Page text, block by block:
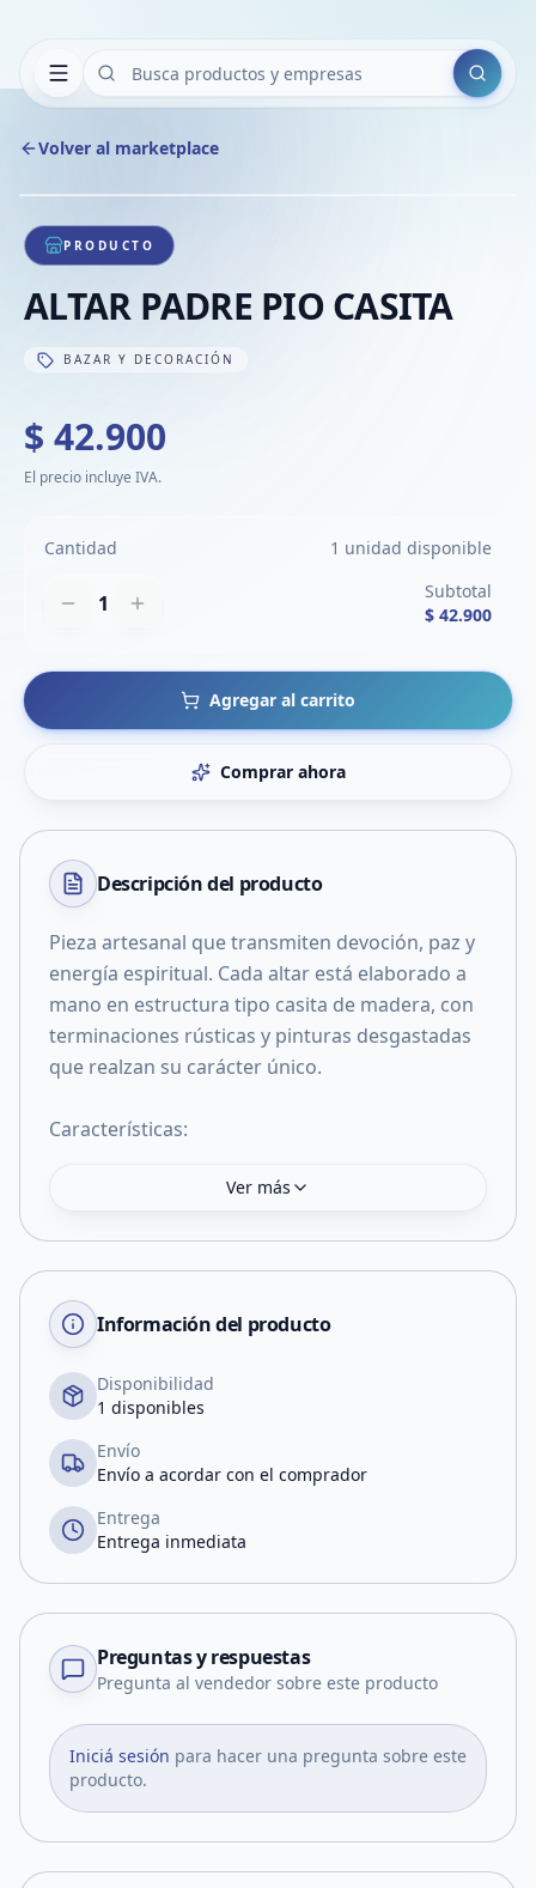
Buscar
Volver al marketplace
1/1
PRODUCTO
ALTAR PADRE PIO CASITA
BAZAR Y DECORACIÓN
$ 42.900
El precio incluye IVA.
Cantidad 1 unidad disponible
1
Subtotal
$ 42.900
Agregar al carrito
Comprar ahora
Descripción del producto
Pieza artesanal que transmiten devoción, paz y
energía espiritual. Cada altar está elaborado a
mano en estructura tipo casita de madera, con
terminaciones rústicas y pinturas desgastadas
que realzan su carácter único.
Características:
Ver más
Información del producto
Disponibilidad
1 disponibles
Envío
Envío a acordar con el comprador
Entrega
Entrega inmediata
Preguntas y respuestas
Pregunta al vendedor sobre este producto
Iniciá sesión para hacer una pregunta sobre este
producto.